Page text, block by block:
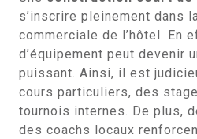
s’inscrire pleinement dans
commerciale de l’hôtel. En
d’équipement peut devenir
puissant. Ainsi, il est
cours particuliers, des
tournois internes. De plus,
des coachs locaux